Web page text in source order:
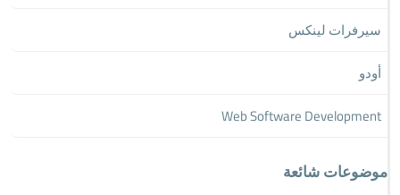
سيرفرات لينكس
أودو
Web Software Development
موضوعات شائعة